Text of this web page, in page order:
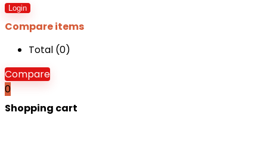
Login
Compare items
Total (0)
Compare
0
Shopping cart